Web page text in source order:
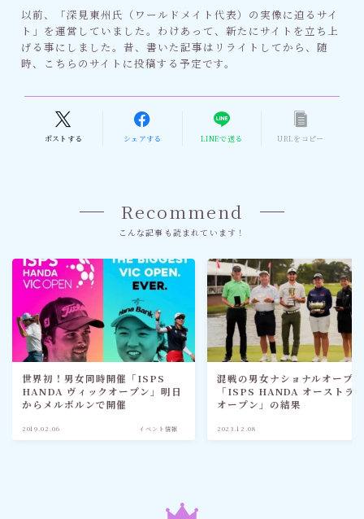
以前、「深見東州氏（ワールドメイト代表）の実像に迫るサイ
ト」を運営していました。わけあって、新たにサイトを立ち上
げる事にしました。昔、書いた記事はリライトしてから、随
時、こちらのサイトに投稿する予定です。
ポストする シェアする LINEで送る URLをコピー
Recommend
こんな記事も読まれています！
世界初！男女同時開催「ISPS
HANDA ヴィックオープン」明日
からメルボルンで開催
2019.02.06 イベント情報
混戦の男女ナショナルオープン
「ISPS HANDA オーストラ
オープン」の結果
2023.12.08